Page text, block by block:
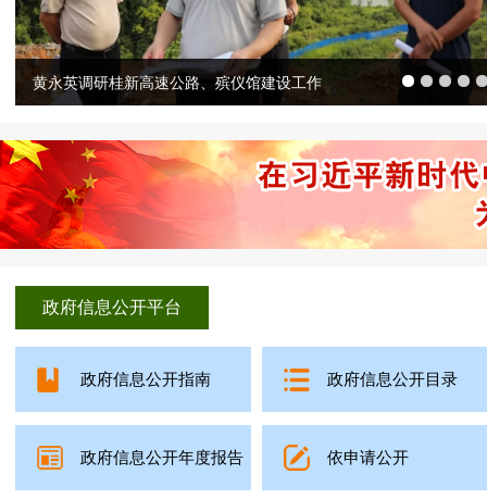
政府信息公开平台
政府信息公开指南 政府信息公开目录
政府信息公开年度报告 依申请公开